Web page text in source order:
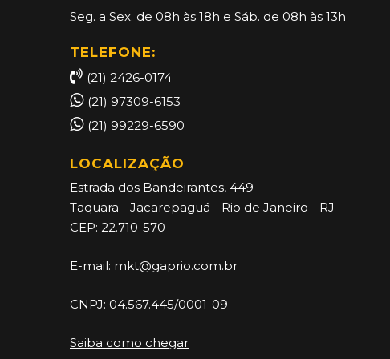
Seg. a Sex. de 08h às 18h e Sáb. de 08h às 13h
TELEFONE:
(21) 2426-0174
(21) 97309-6153
(21) 99229-6590
LOCALIZAÇÃO
Estrada dos Bandeirantes, 449
Taquara - Jacarepaguá - Rio de Janeiro - RJ
CEP: 22.710-570
E-mail: mkt@gaprio.com.br
CNPJ: 04.567.445/0001-09
Saiba como chegar